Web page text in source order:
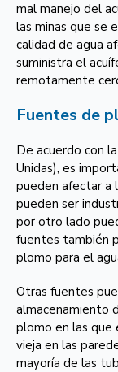
mal manejo del
las minas que se
calidad de agua
suministra el
remotamente
Fuentes de
De acuerdo con la
Unidas), es
pueden afectar a
pueden ser
por otro lado
fuentes también
plomo para el
Otras fuentes
almacenamiento
plomo en las que
vieja en las
mayoría de las